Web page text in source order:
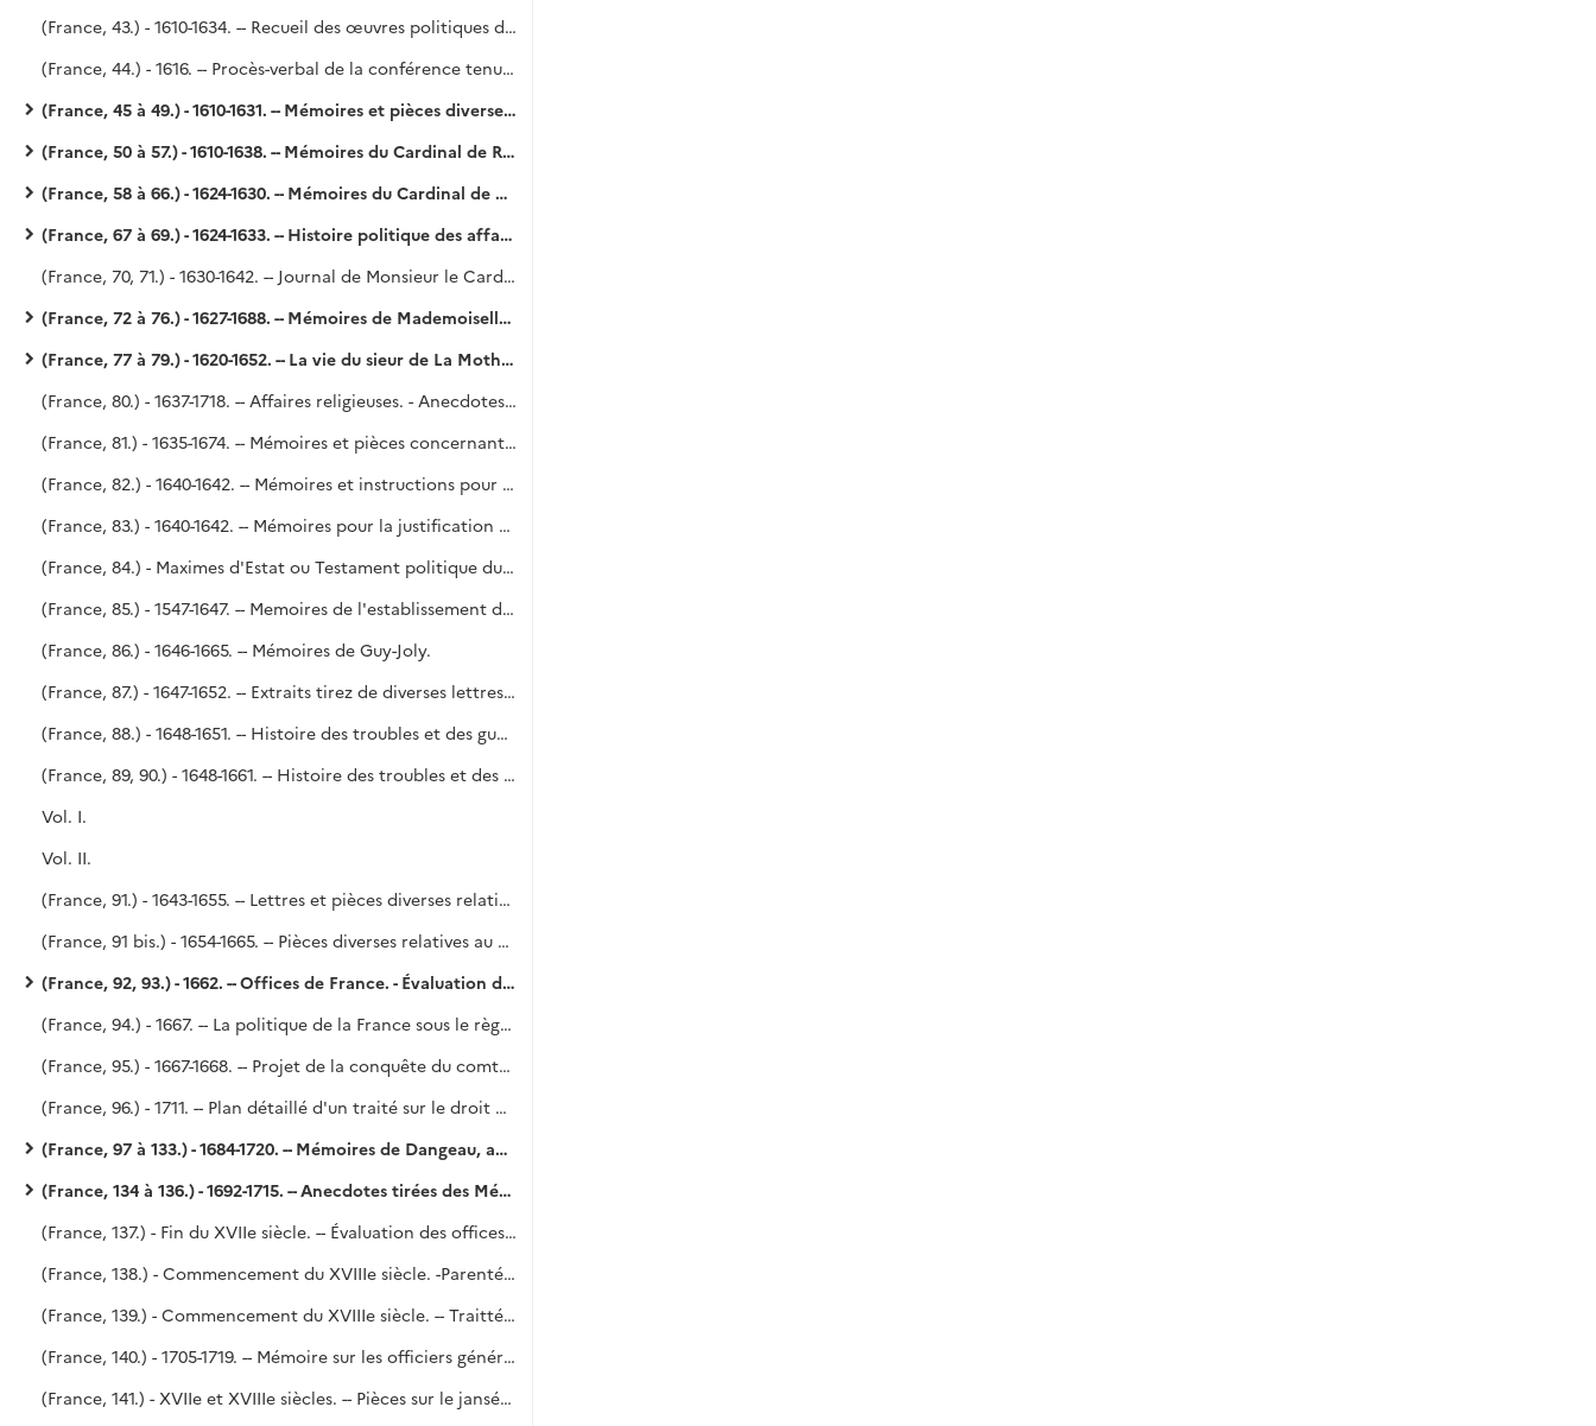
(France, 43.) - 1610-1634. -- Recueil des œuvres politiques du duc de Rohan. - De Mesmes.
(France, 44.) - 1616. -- Procès-verbal de la conférence tenue à Loudun en l'année 1616. - Parayre.
(France, 45 à 49.) - 1610-1631. -- Mémoires et pièces diverses servans à l'histoire de France soubs le règne de Louis XIII. - De Mesmes. Copié sur les n°s 90-94 du fonds Dupuy.
(France, 50 à 57.) - 1610-1638. -- Mémoires du Cardinal de Richelieu. - Richelieu.
(France, 58 à 66.) - 1624-1630. -- Mémoires du Cardinal de Richelieu. - Richelieu.
(France, 67 à 69.) - 1624-1633. -- Histoire politique des affaires principales qui se sont passées en France pendant l'administration de Mgr le Cardinal duc de Richelieu, soubs le règne de très juste et très victorieux Louis treizième du nom, roy de France et de Navarre, par Vialart. - Richelieu (?).
(France, 70, 71.) - 1630-1642. -- Journal de Monsieur le Cardinal de Richelieu, qu'il a fait durant le grand orage de la Cour ez années 1630 et 1631. - En plus, les pièces détachées qui ont été publiées avec le Journal en 1648. - Saint-Simon, n° 70 de l'Inventaire.
(France, 72 à 76.) - 1627-1688. -- Mémoires de Mademoiselle de Montpensier. - Saint-Simon, n° 6 de l'Inventaire.
(France, 77 à 79.) - 1620-1652. -- La vie du sieur de La Mothe-Goulas. Suivie de : La deffense de feu Mr Goulas, secrétaire des commandements de Mgr Gaston de France, duc d'Orléans, contre les calomnies qui se trouvent dans un libelle intitulé : Mémoires de M. de Montrésor. - La vie de M. Goulas, secrétaire des commandements de Mgr Gaston de France, duc d'Orléans. (1664.) - Saint-Simon, n° 5 de l'Inventaire.
(France, 80.) - 1637-1718. -- Affaires religieuses. - Anecdotes sur le P. Caussin, confesseur de Louis XIII, le P. Sirmond, la révocation de l'édit de Nantes, le choix du confesseur du roi (1712), par M. Le Dran. - Lettres, mandements épiscopaux et autres documents relatifs à la constitution Unigenitus. - Condamnation du P. Quesnel. - Correspondance entre D. Isidore, abbé de la Trappe, et Saint-Simon (juin et août 1718.) - Supplique de l'Université au Parlement, par le duc de Saint-Simon. - Saint-Simon, en partie.
(France, 81.) - 1635-1674. -- Mémoires et pièces concernant les juridictions de la Table de Marbre, la Cour des Monnaies, les Chambres de justice et juridictions exceptionnelles.
(France, 82.) - 1640-1642. -- Mémoires et instructions pour servir à justifier l'innocence de Mre François-Auguste de Thou, conseiller du Roy en son Conseil d'Estat [par Pierre Dupuy]. - Don de M. Ch. Victor d'Hautefort, 8 septembre 1806. (Voy. le P. Lelong, n° 33 745.)
(France, 83.) - 1640-1642. -- Mémoires pour la justification de feu M. de Thou, par Pierre Dupuy. (Voy. le n° 80.)
(France, 84.) - Maximes d'Estat ou Testament politique du Cardinal de Richelieu. Précédé d'une dissertation datée du 22 novembre 1764. - Richelieu (?).
(France, 85.) - 1547-1647. -- Memoires de l'establissement des secretaires d'Estat et des clercs notaires et secretaires du Roy et secretaires des finances& avec la suitte des secretaires d'Estat& de 1547 jusques aprésent 1647. (Voy. le P. Lelong, n° 32 625.)
(France, 86.) - 1646-1665. -- Mémoires de Guy-Joly.
(France, 87.) - 1647-1652. -- Extraits tirez de diverses lettres écrites par le sr Gaudin à Mr Servient, secrétaire d'État et plénipotentiaire à la paix de Munster, depuis 1647 jusqu'en 1652 inclusivement. - Ces extraits, qui se rapportent surtout aux affaires intérieures de la France, ont été pris sur des originaux trouvés chez un épicier, en 1722, et qui doivent être conservés au Dépôt de la Guerre.
(France, 88.) - 1648-1651. -- Histoire des troubles et des guerres civiles de France, traduite du Mercure de Vittorio Siri, Ier volume.
(France, 89, 90.) - 1648-1661. -- Histoire des troubles et des guerres civiles de France depuis le commencement de l'année 1648 jusqu'à la mort du cardinal Mazarin en 1661, extraite des volumes manuscrits XVI et XVII du Mercure de l'abbé Vittorio Siri.
Vol. I.
Vol. II.
(France, 91.) - 1643-1655. -- Lettres et pièces diverses relatives aux affaires du temps. - Noailles. Copié sur les mss. 9 353, 9 354 de Béthune.
(France, 91 bis.) - 1654-1665. -- Pièces diverses relatives au cardinal de Retz et à l'assemblée du clergé de 1655. - Vingt-deux lettres originales écrites du 25 juillet 1662 au 12 février 1665, par le cardinal de Retz à M. de Paris, archidiacre de Rouen.
(France, 92, 93.) - 1662. -- Offices de France. - Évaluation du droit annuel. - Tableaux par généralités et par ordre alphabétique. (Voy. le P. Lelong, n° 28 067.)
(France, 94.) - 1667. -- La politique de la France sous le règne de Louis XIV.
(France, 95.) - 1667-1668. -- Projet de la conquête du comté de Bourgogne et de son exécution, d'après les lettres du roi, du prince de Condé, etc. (Voy. le P. Lelong, n° 32 927.)
(France, 96.) - 1711. -- Plan détaillé d'un traité sur le droit public de la France, par l'abbé Fleury. - Plan d'une instruction sur le droit public pour Monseigneur le Dauphin (duc de Bourgogne). Du Droit public intérieur ou de la Tranquillité de l'État. - Saint-Simon (?).
(France, 97 à 133.) - 1684-1720. -- Mémoires de Dangeau, avec les additions de Saint-Simon. - Saint-Simon, n° 36 de l'Inventaire.
(France, 134 à 136.) - 1692-1715. -- Anecdotes tirées des Mémoires de M. le duc de Saint-Simon en 1771, par l'abbé de Voisenon.
(France, 137.) - Fin du XVIIe siècle. -- Évaluation des offices qui sont à la nomination de Monseigneur le Chancelier, aveq un Mémoire des lieux où il y a des officiers de chancellerie qui payent l'annuel à Monseigneur.
(France, 138.) - Commencement du XVIIIe siècle. -Parenté de Monseigneur le duc de Chartres composée de tous les Roys et de tous les souverains Princes et Princesses de la chrestienté qui vivent présentement.
(France, 139.) - Commencement du XVIIIe siècle. -- Traitté de la Régence. - Étude historique sur les régences depuis les origines de la monarchie française jusqu'au commencement du XVIIIe siècle.
(France, 140.) - 1705-1719. -- Mémoire sur les officiers généraux, sur l'administration en partie double des revenus de l'État et autres questions de finance, par Desmarets. - Lettre du même à Mme de Maintenon (1709). - Mémoire et lettres de Chamillart au roi et à Mme de Maintenon (1705). - Administration des bâtiments du roi par Mansart. - Transfert de l'argenterie des églises à la Monnaie. - Mémoires de d'Argenson sur les finances ; - des députés du Commerce sur le papier monnaie. - Projets relatifs au Guet et à la création d'une Chambre ecclésiastique supérieure.
(France, 141.) - XVIIe et XVIIIe siècles. -- Pièces sur le jansénisme et sur le quiétisme. - Dissertation intitulée : Les trois décisions de l'Église dans l'affaire des cinq propositions de Jansénius.